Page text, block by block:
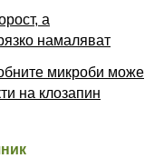
а
намаляват
микроби може
на клозапин